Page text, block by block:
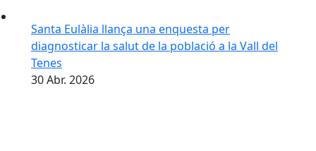
Santa Eulàlia llança una enquesta per
diagnosticar la salut de la població a la Vall del
Tenes
30Abr. 2026